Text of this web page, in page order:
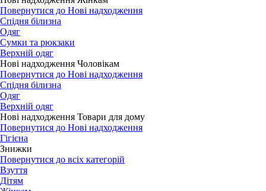
Повернутися до Нові надходження
Спідня білизна
Одяг
Сумки та рюкзаки
Верхній одяг
Нові надходження Чоловікам
Повернутися до Нові надходження
Спідня білизна
Одяг
Верхній одяг
Нові надходження Товари для дому
Повернутися до Нові надходження
Гігієна
Знижки
Повернутися до всіх категорій
Взуття
Дітям